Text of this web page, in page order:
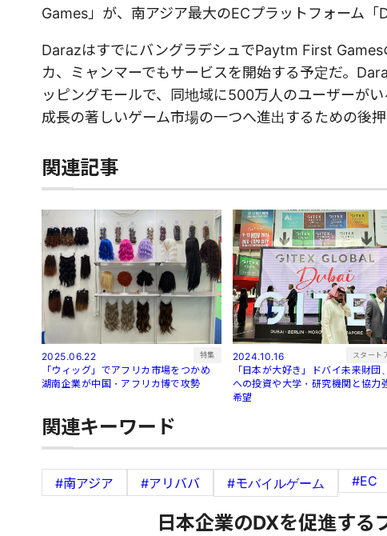
Games」が、南アジア最大のECプラットフォーム「
DarazはすでにバングラデシュでPaytm First
カ、ミャンマーでもサービスを開始する予定だ。
ッピングモールで、同地域に500万人のユーザーが
成長の著しいゲーム市場の一つへ進出するための後押
関連記事
2025.06.22 特集
「ウィッグ」でアフリカ市場をつかめ
湖南企業が中国・アフリカ博で攻勢
2024.10.16 スタート
「日本が大好き」ドバイ未来財団
への投資や大学・研究機関と協力
希望
関連キーワード
#南アジア #アリババ #モバイルゲーム #EC
日本企業のDXを促進する